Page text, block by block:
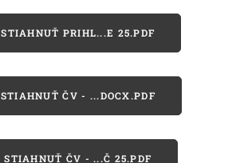
STIAHNUŤ PRIHL...E 25.PDF
STIAHNUŤ ČV - ...DOCX.PDF
STIAHNUŤ ČV - ...Č 25.PDF